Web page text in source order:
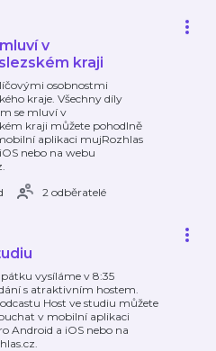
v
kraji
osobnostmi
kraje. Všechny díly
se mluví v
kraji můžete pohodlně
aplikaci mujRozhlas
nebo na webu
2 odběratelé
vysíláme v 8:35
s atraktivním hostem.
Host ve studiu můžete
v mobilní aplikaci
Android a iOS nebo na